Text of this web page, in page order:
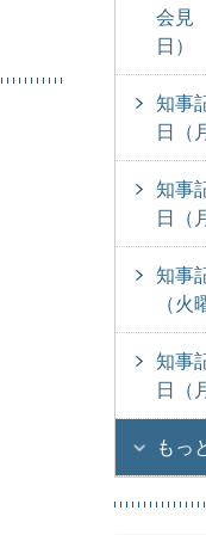
会見
日）
知事
日（
知事
日（
知事
（火
知事
日（
もっ